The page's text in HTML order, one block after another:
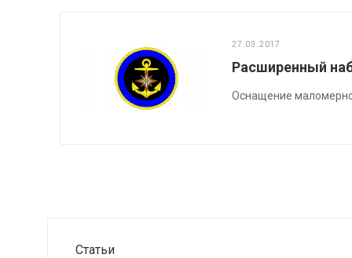
27.03.2017
Расширенный
Оснащение
Статьи